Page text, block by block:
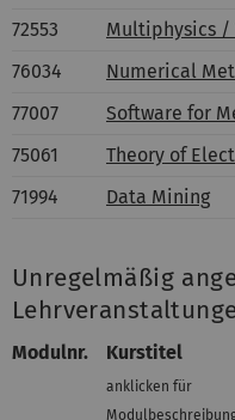
72553
Multiphysics /
76034
Numerical
77007
Software for
75061
Theory of
71994
Data Mining
Unregelmäßig
Modulnr. Kurstitel
anklicken für